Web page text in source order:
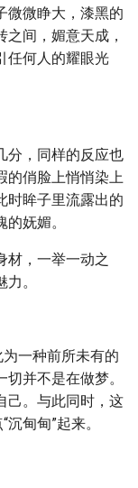
微微睁大，漆黑的
间，媚意天成，
任何人的耀眼光
分，同样的反应也
的俏脸上悄悄染上
时眸子里流露出的
妩媚。
材，一举一动之
。
一种前所未有的
并不是在做梦。
己。与此同时，这
甸甸”起来。